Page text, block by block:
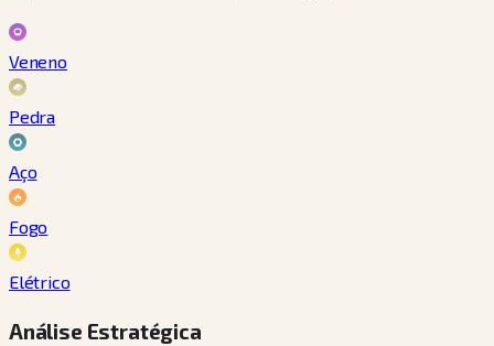
Veneno
Pedra
Aço
Fogo
Elétrico
Análise Estratégica